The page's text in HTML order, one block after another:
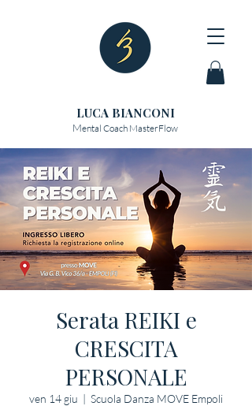
LUCA BIANCONI
Mental Coach MasterFlow
Serata REIKI e
CRESCITA
PERSONALE
ven 14 giu
  |
Scuola Danza MOVE Empoli